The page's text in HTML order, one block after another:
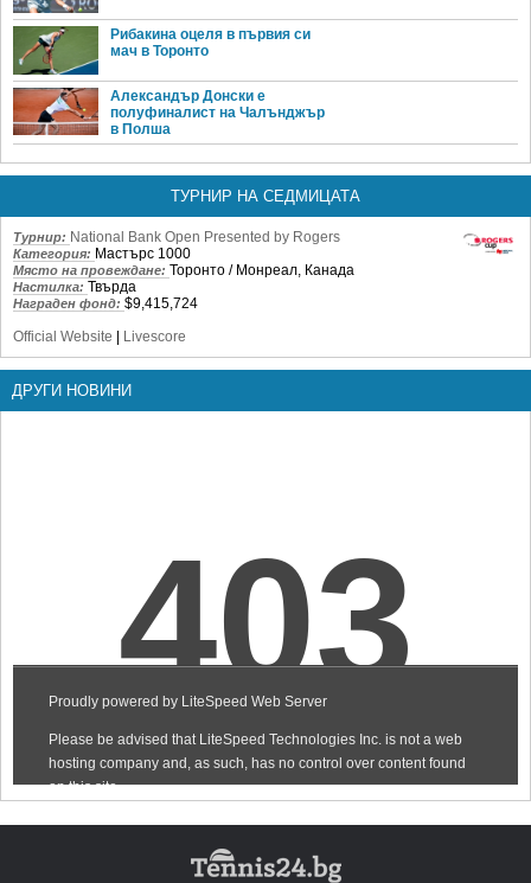
Рибакина оцеля в първия си
мач в Торонто
Александър Донски е
полуфиналист на Чалънджър
в Полша
ТУРНИР НА СЕДМИЦАТА
Турнир: National Bank Open Presented by Rogers
Категория: Мастърс 1000
Място на провеждане: Торонто / Монреал, Канада
Настилка: Твърда
Награден фонд: $9,415,724
Official Website | Livescore
ДРУГИ НОВИНИ